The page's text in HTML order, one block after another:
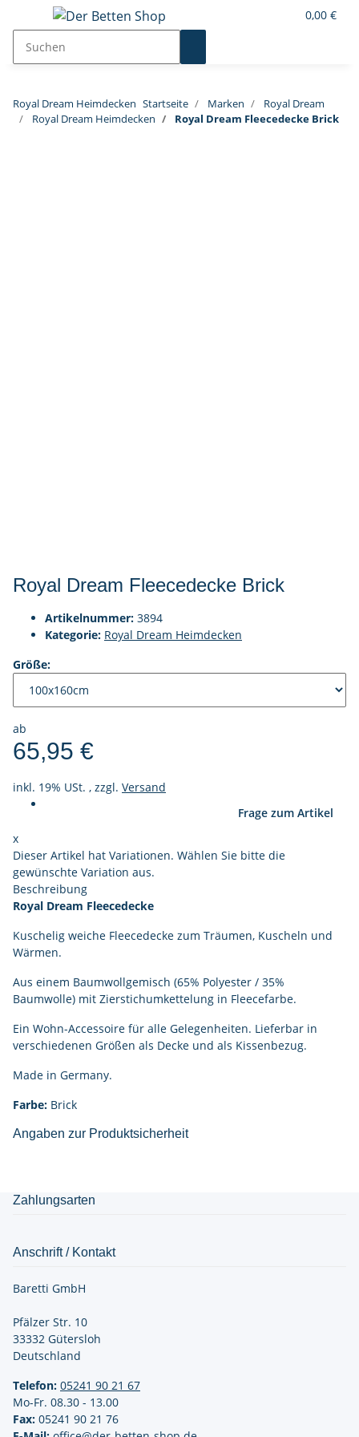
0,00 €
Royal Dream Heimdecken Startseite Marken
Royal Dream
Royal Dream Heimdecken
Royal Dream Fleecedecke Brick
Royal Dream Fleecedecke Brick
Artikelnummer: 3894
Kategorie: Royal Dream Heimdecken
Größe:
ab
65,95 €
inkl. 19% USt. , zzgl. Versand
Frage zum Artikel
x
Dieser Artikel hat Variationen. Wählen Sie bitte die
gewünschte Variation aus.
Beschreibung
Royal Dream Fleecedecke
Kuschelig weiche Fleecedecke zum Träumen, Kuscheln und
Wärmen.
Aus einem Baumwollgemisch (65% Polyester / 35%
Baumwolle) mit Zierstichumkettelung in Fleecefarbe.
Ein Wohn-Accessoire für alle Gelegenheiten. Lieferbar in
verschiedenen Größen als Decke und als Kissenbezug.
Made in Germany.
Farbe: Brick
Angaben zur Produktsicherheit
Zahlungsarten
Anschrift / Kontakt
Baretti GmbH
Pfälzer Str. 10
33332 Gütersloh
Deutschland
Telefon: 05241 90 21 67
Mo-Fr. 08.30 - 13.00
Fax: 05241 90 21 76